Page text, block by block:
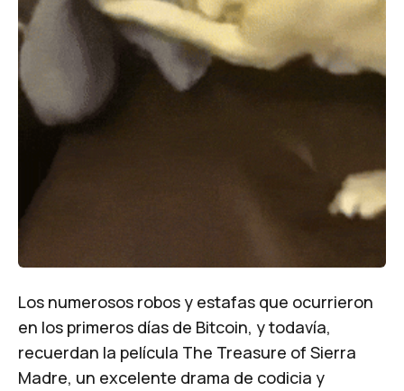
Los numerosos robos y estafas que ocurrieron
en los primeros días de Bitcoin, y todavía,
recuerdan la película The Treasure of Sierra
Madre, un excelente drama de codicia y